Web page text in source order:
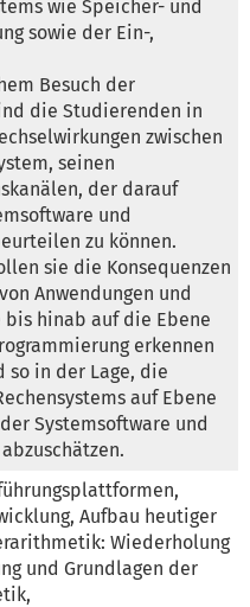
wie Speicher- und
sowie der Ein-,
Besuch der
die Studierenden in
zwischen
seinen
der darauf
und
zu können.
sie die Konsequenzen
Anwendungen und
bis hinab auf die Ebene
erkennen
so in der Lage, die
auf Ebene
Systemsoftware und
Aufbau heutiger
Wiederholung
und Grundlagen der